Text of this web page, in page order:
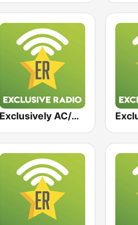
Exclusively AC/DC